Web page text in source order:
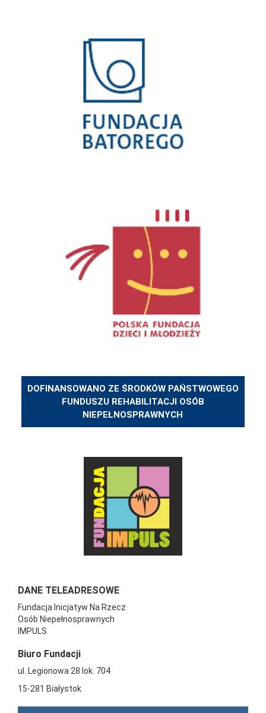
DOFINANSOWANO ZE ŚRODKÓW PAŃSTWOWEGO
FUNDUSZU REHABILITACJI OSÓB
NIEPEŁNOSPRAWNYCH
DANE TELEADRESOWE
Fundacja Inicjatyw Na Rzecz
Osób Niepełnosprawnych
IMPULS
Biuro Fundacji
ul. Legionowa 28 lok. 704
15-281 Białystok